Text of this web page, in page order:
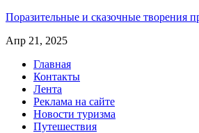
Поразительные и сказочные творения
Апр 21, 2025
Главная
Контакты
Лента
Реклама на сайте
Новости туризма
Путешествия